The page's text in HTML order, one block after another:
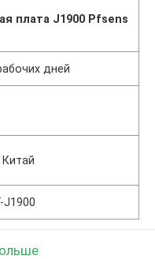
плата J1900 Pfsens
дней
J1900